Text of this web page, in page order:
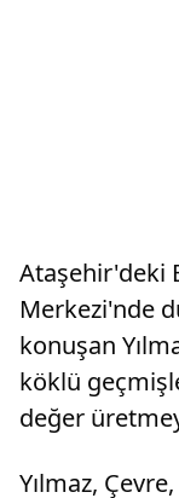
Ataşehir'deki
Merkezi'nde
konuşan
köklü
değer
Yılmaz,